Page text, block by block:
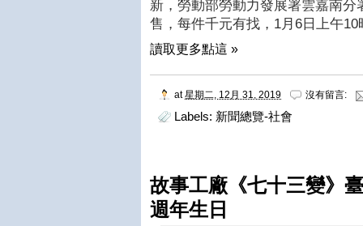
新，勞動部勞動力發展署雲嘉南
售，每件千元有找，1月6日上午
讀取更多點這 »
at星期二, 12月 31, 2019 沒有留言:
Labels: 新聞總覽-社會
故事工廠《七十三變》
週年生日